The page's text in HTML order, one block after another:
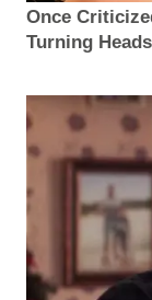
Once
Turning Heads